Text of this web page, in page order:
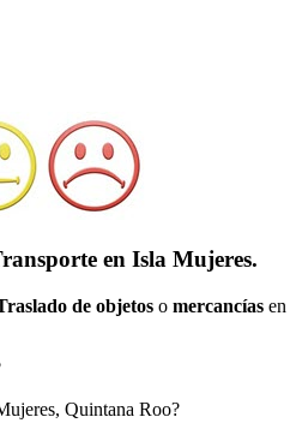
en Isla Mujeres.
de objetos o mercancías en
Quintana Roo?